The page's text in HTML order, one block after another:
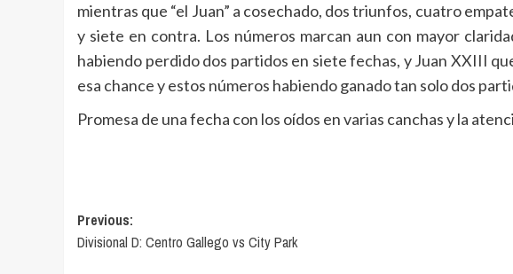
mientras que “el Juan” a cosechado, dos triunfos, cuatro
y siete en contra. Los números marcan aun con mayor
habiendo perdido dos partidos en siete fechas, y Juan XXIII
esa chance y estos números habiendo ganado tan solo dos
Promesa de una fecha con los oídos en varias canchas y la
Navegación
de
Previous:
Divisional D: Centro Gallego vs City Park